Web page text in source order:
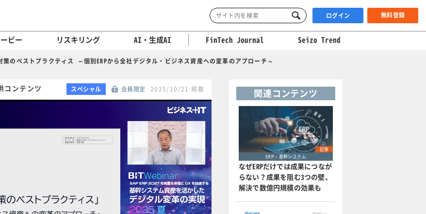
ログイン 無料登録
ビー リスキリング AI・生成AI FinTech Journal Seizo Trend
策のベストプラクティス ～個別ERPから全社デジタル・ビジネス資産への変革のアプローチ～
コンテンツ スペシャル 会員限定 2025/10/21 掲載 関連コンテンツ
記事
ERP・基幹システム
なぜERPだけでは成果につなが
らない？成果を阻む3つの壁、
解決で数億円規模の効果も